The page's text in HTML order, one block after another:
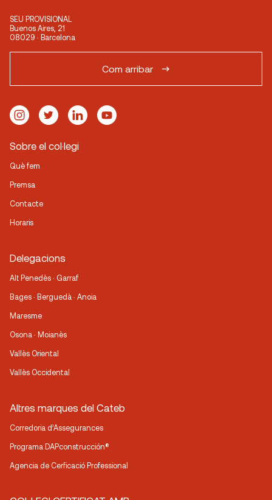
SEU PROVISIONAL
Buenos Aires, 21
08029 · Barcelona
Com arribar
Sobre el col·legi
Què fem
Premsa
Contacte
Horaris
Delegacions
Alt Penedès · Garraf
Bages · Berguedà · Anoia
Maresme
Osona · Moianès
Vallès Oriental
Vallès Occidental
Altres marques del Cateb
Corredoria d’Assegurances
Programa DAPconstrucción®
Agencia de Cerficació Professional